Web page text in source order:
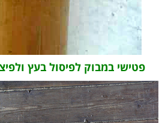
פטישי במבוק לפיסול בעץ